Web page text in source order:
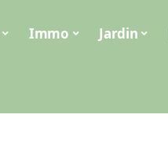
Immo Jardin